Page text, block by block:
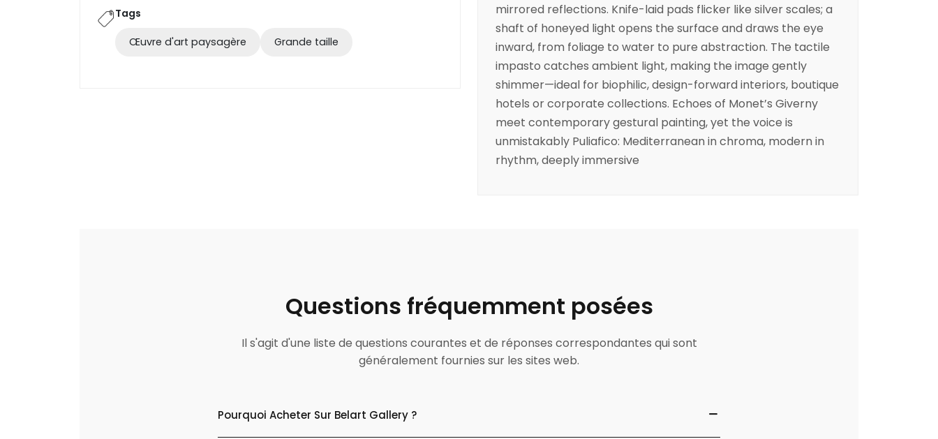
Tags
Œuvre d'art paysagère Grande taille
mirrored reflections. Knife-laid pads flicker like silver scales; a
shaft of honeyed light opens the surface and draws the eye
inward, from foliage to water to pure abstraction. The tactile
impasto catches ambient light, making the image gently
shimmer—ideal for biophilic, design-forward interiors, boutique
hotels or corporate collections. Echoes of Monet’s Giverny
meet contemporary gestural painting, yet the voice is
unmistakably Puliafico: Mediterranean in chroma, modern in
rhythm, deeply immersive
Questions fréquemment posées
Il s'agit d'une liste de questions courantes et de réponses correspondantes qui sont
généralement fournies sur les sites web.
Pourquoi Acheter Sur Belart Gallery ?